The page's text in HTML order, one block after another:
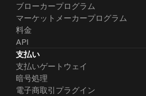
ブローカープログラム
マーケットメーカープログラム
料金
API
支払い
支払いゲートウェイ
暗号処理
電子商取引プラグイン